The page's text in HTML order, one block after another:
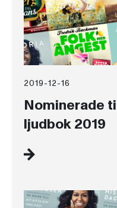
2019-12-16
Nominerade
ljudbok 2019